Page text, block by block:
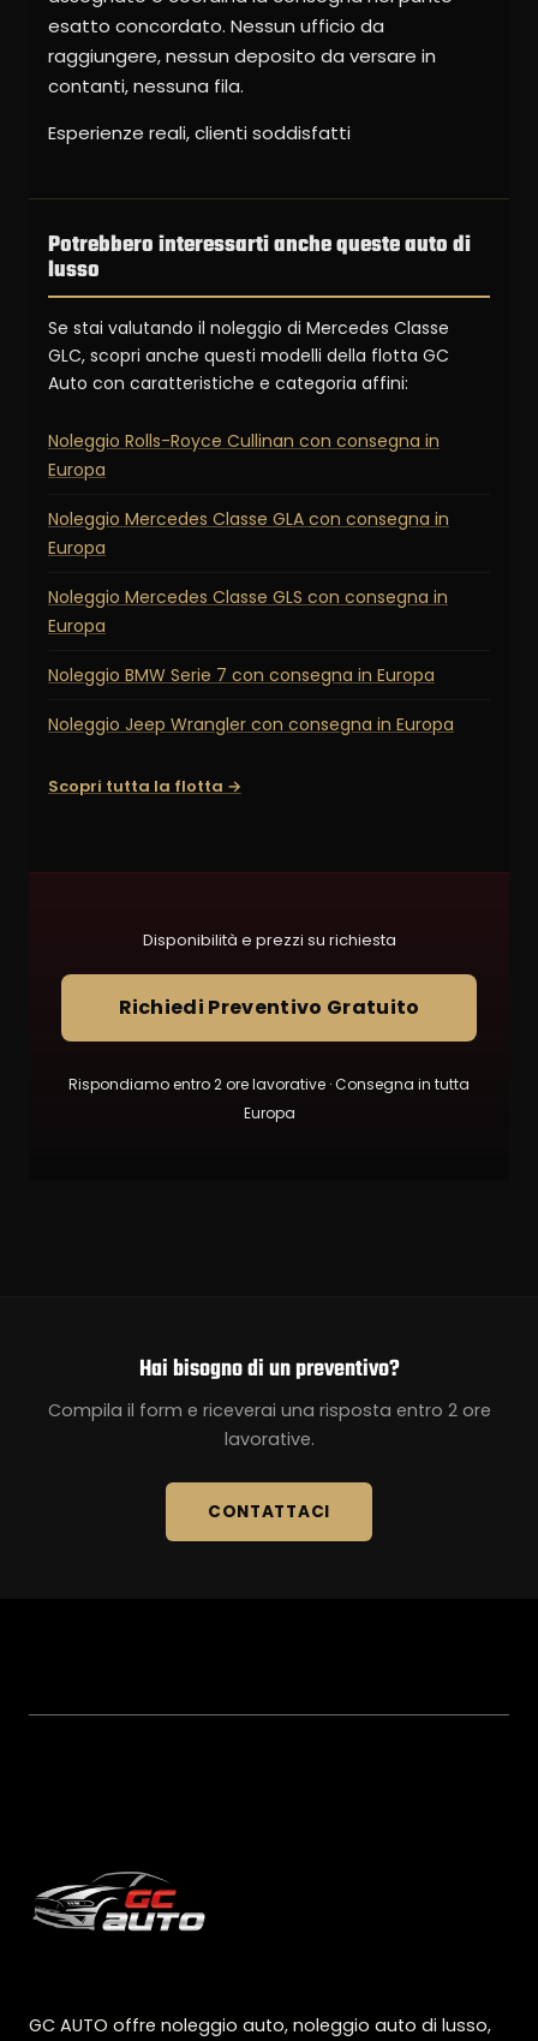
esatto concordato. Nessun ufficio da
raggiungere, nessun deposito da versare in
contanti, nessuna fila.
Esperienze reali, clienti soddisfatti
Potrebbero interessarti anche queste auto di
lusso
Se stai valutando il noleggio di Mercedes Classe
GLC, scopri anche questi modelli della flotta GC
Auto con caratteristiche e categoria affini:
Noleggio Rolls-Royce Cullinan con consegna in
Europa
Noleggio Mercedes Classe GLA con consegna in
Europa
Noleggio Mercedes Classe GLS con consegna in
Europa
Noleggio BMW Serie 7 con consegna in Europa
Noleggio Jeep Wrangler con consegna in Europa
Scopri tutta la flotta →
Disponibilità e prezzi su richiesta
Richiedi Preventivo Gratuito
Rispondiamo entro 2 ore lavorative · Consegna in tutta
Europa
Hai bisogno di un preventivo?
Compila il form e riceverai una risposta entro 2 ore
lavorative.
CONTATTACI
GC AUTO offre noleggio auto, noleggio auto di lusso,